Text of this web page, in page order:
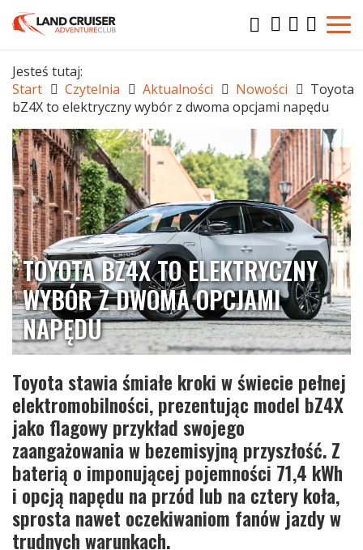
Jesteś tutaj:
Start
Czytelnia Aktualności Nowości
Toyota
bZ4X to elektryczny wybór z dwoma opcjami napędu
TOYOTA BZ4X TO ELEKTRYCZNY
WYBÓR Z DWOMA OPCJAMI
NAPĘDU
Toyota stawia śmiałe kroki w świecie pełnej
elektromobilności, prezentując model bZ4X
jako flagowy przykład swojego
zaangażowania w bezemisyjną przyszłość. Z
baterią o imponującej pojemności 71,4 kWh
i opcją napędu na przód lub na cztery koła,
sprosta nawet oczekiwaniom fanów jazdy w
trudnych warunkach.